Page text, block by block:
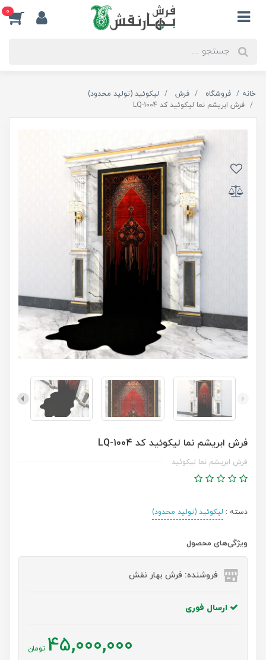
0
خانه فروشگاه فرش
لیکوئید (تولید محدود)
فرش ابریشم نما لیکوئید کد LQ-1004
فرش ابریشم نما لیکوئید کد LQ-1004
فرش ابریشم نما لیکوئید
دسته : لیکوئید (تولید محدود)
ویژگی‌های محصول
فروشنده: فرش بهار نقش
ارسال فوری
45,000,000 تومان